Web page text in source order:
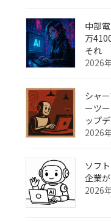
中部
万
それ
2026
シャ
ーツ
ップ
2026
ソフ
企業
2026